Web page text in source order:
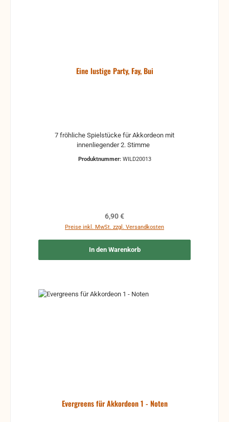
Eine lustige Party, Fay, Bui
7 fröhliche Spielstücke für Akkordeon mit
Produktnummer: WILD20013
Regulärer Preis:
6,90 €
Preise inkl. MwSt. zzgl. Versandkosten
In den Warenkorb
Evergreens für Akkordeon 1 - Noten